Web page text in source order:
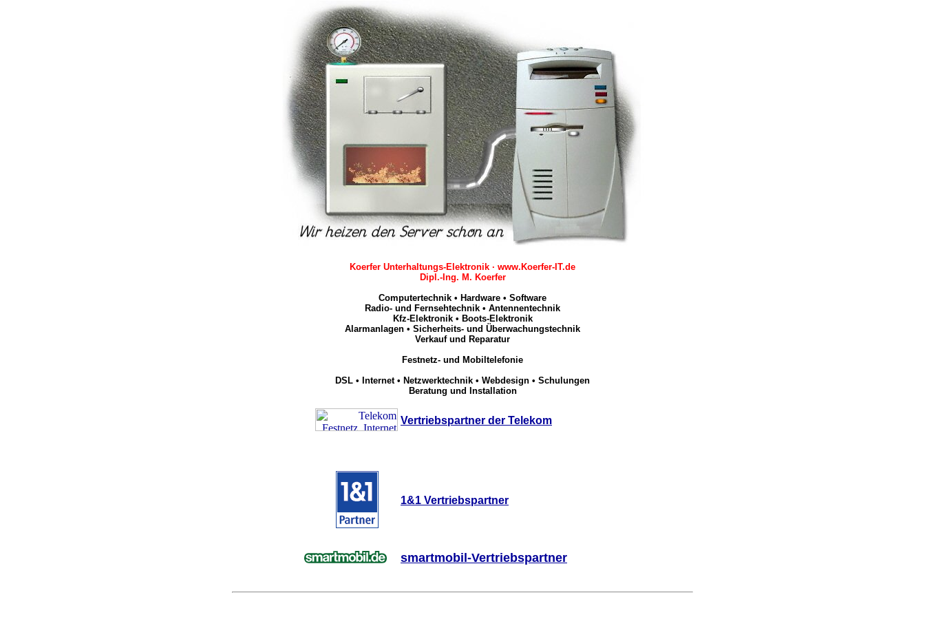
Koerfer Unterhaltungs-Elektronik · www.Koerfer-IT.de
Dipl.-Ing. M. Koerfer
Computertechnik • Hardware • Software
Radio- und Fernsehtechnik • Antennentechnik
Kfz-Elektronik • Boots-Elektronik
Alarmanlagen • Sicherheits- und Überwachungstechnik
Verkauf und Reparatur
Festnetz- und Mobiltelefonie
DSL • Internet • Netzwerktechnik • Webdesign • Schulungen
Beratung und Installation
Vertriebspartner der Telekom
1&1 Vertriebspartner
smartmobil-Vertriebspartner